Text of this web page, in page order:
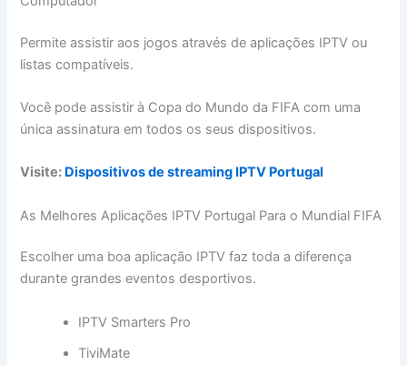
Permite assistir aos jogos através de aplicações IPTV ou
listas compatíveis.
Você pode assistir à Copa do Mundo da FIFA com uma
única assinatura em todos os seus dispositivos.
Visite: Dispositivos de streaming IPTV Portugal
As Melhores Aplicações IPTV Portugal Para o Mundial FIFA
Escolher uma boa aplicação IPTV faz toda a diferença
durante grandes eventos desportivos.
IPTV Smarters Pro
TiviMate